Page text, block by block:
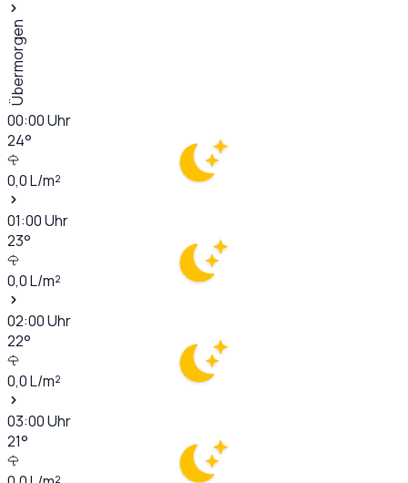
Übermorgen
00:00Uhr
24°
0,0L/m²
01:00Uhr
23°
0,0L/m²
02:00Uhr
22°
0,0L/m²
03:00Uhr
21°